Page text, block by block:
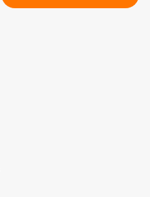
de Gaza >